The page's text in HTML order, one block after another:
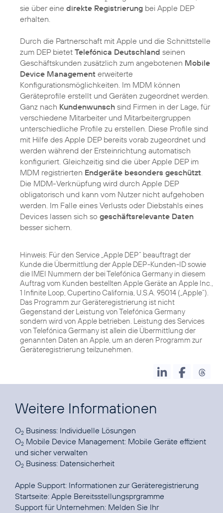
sie über eine direkte Registrierung bei Apple DEP
erhalten.
Durch die Partnerschaft mit Apple und die Schnittstelle
zum DEP bietet Telefónica Deutschland seinen
Geschäftskunden zusätzlich zum angebotenen Mobile
Device Management erweiterte
Konfigurationsmöglichkeiten. Im MDM können
Geräteprofile erstellt und Geräten zugeordnet werden.
Ganz nach Kundenwunsch sind Firmen in der Lage, für
verschiedene Mitarbeiter und Mitarbeitergruppen
unterschiedliche Profile zu erstellen. Diese Profile sind
mit Hilfe des Apple DEP bereits vorab zugeordnet und
werden während der Ersteinrichtung automatisch
konfiguriert. Gleichzeitig sind die über Apple DEP im
MDM registrierten Endgeräte besonders geschützt
Die MDM-Verknüpfung wird durch Apple DEP
obligatorisch und kann vom Nutzer nicht aufgehoben
werden. Im Falle eines Verlusts oder Diebstahls eines
Devices lassen sich so geschäftsrelevante Daten
besser sichern.
Hinweis: Für den Service „Apple DEP“ beauftragt der
Kunde die Übermittlung der Apple DEP-Kunden-ID sowie
die IMEI Nummern der bei Telefónica Germany in diesem
Auftrag vom Kunden bestellten Apple Geräte an Apple Inc.,
1 Infinite Loop, Cupertino California, U.S.A. 95014 („Apple“).
Das Programm zur Geräteregistrierung ist nicht
Gegenstand der Leistung von Telefónica Germany
sondern wird von Apple betrieben. Leistung des Services
von Telefónica Germany ist allein die Übermittlung der
genannten Daten an Apple, um an deren Programm zur
Geräteregistrierung teilzunehmen.
Weitere Informationen
O2 Business: Individuelle Lösungen
O2 Mobile Device Management: Mobile Geräte effizient
und sicher verwalten
O2 Business: Datensicherheit
Apple Support: Informationen zur Geräteregistrierung
Startseite: Apple Bereitsstellungsprgramme
Support für Unternehmen: Melden Sie Ihr